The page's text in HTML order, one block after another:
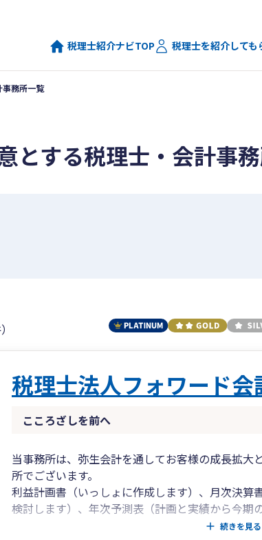
税理士紹介ナビTOP 税理士を紹介しても
事務所一覧
とする税理士・会計事
税理士法人フォワード会
こころざしを前へ
当事務所は、弥生会計を通してお客様の成長拡大
所でございます。
利益計画書（いっしょに作成します）、月次決算
検討します）、年次予測表（計画と実績から今期
対照表（お金のバランスを診断します）などによ
続きを見る